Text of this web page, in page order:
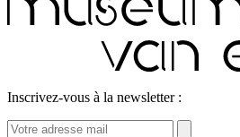
Inscrivez-vous à la newsletter :